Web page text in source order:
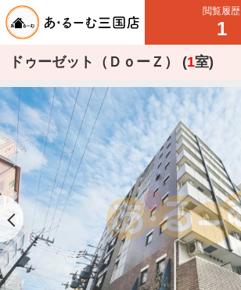
閲覧履歴
1
ドゥーゼット（ＤｏーＺ） (1室)